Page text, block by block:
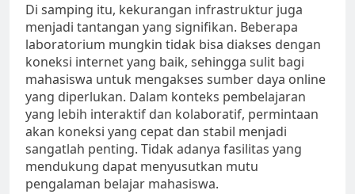
Di samping itu, kekurangan infrastruktur juga
menjadi tantangan yang signifikan. Beberapa
laboratorium mungkin tidak bisa diakses dengan
koneksi internet yang baik, sehingga sulit bagi
mahasiswa untuk mengakses sumber daya online
yang diperlukan. Dalam konteks pembelajaran
yang lebih interaktif dan kolaboratif, permintaan
akan koneksi yang cepat dan stabil menjadi
sangatlah penting. Tidak adanya fasilitas yang
mendukung dapat menyusutkan mutu
pengalaman belajar mahasiswa.